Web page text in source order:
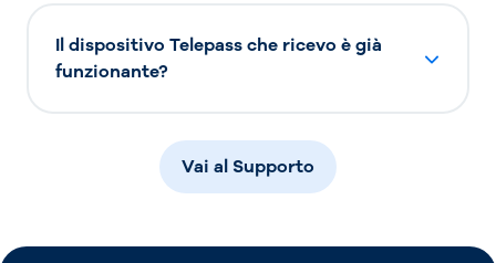
Il dispositivo Telepass che ricevo è già
funzionante?
Vai al Supporto